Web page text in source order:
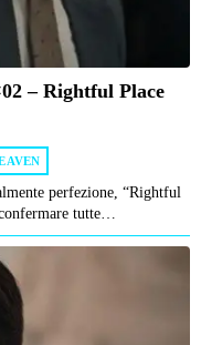
– Rightful Place
perfezione, “Rightful
tutte…